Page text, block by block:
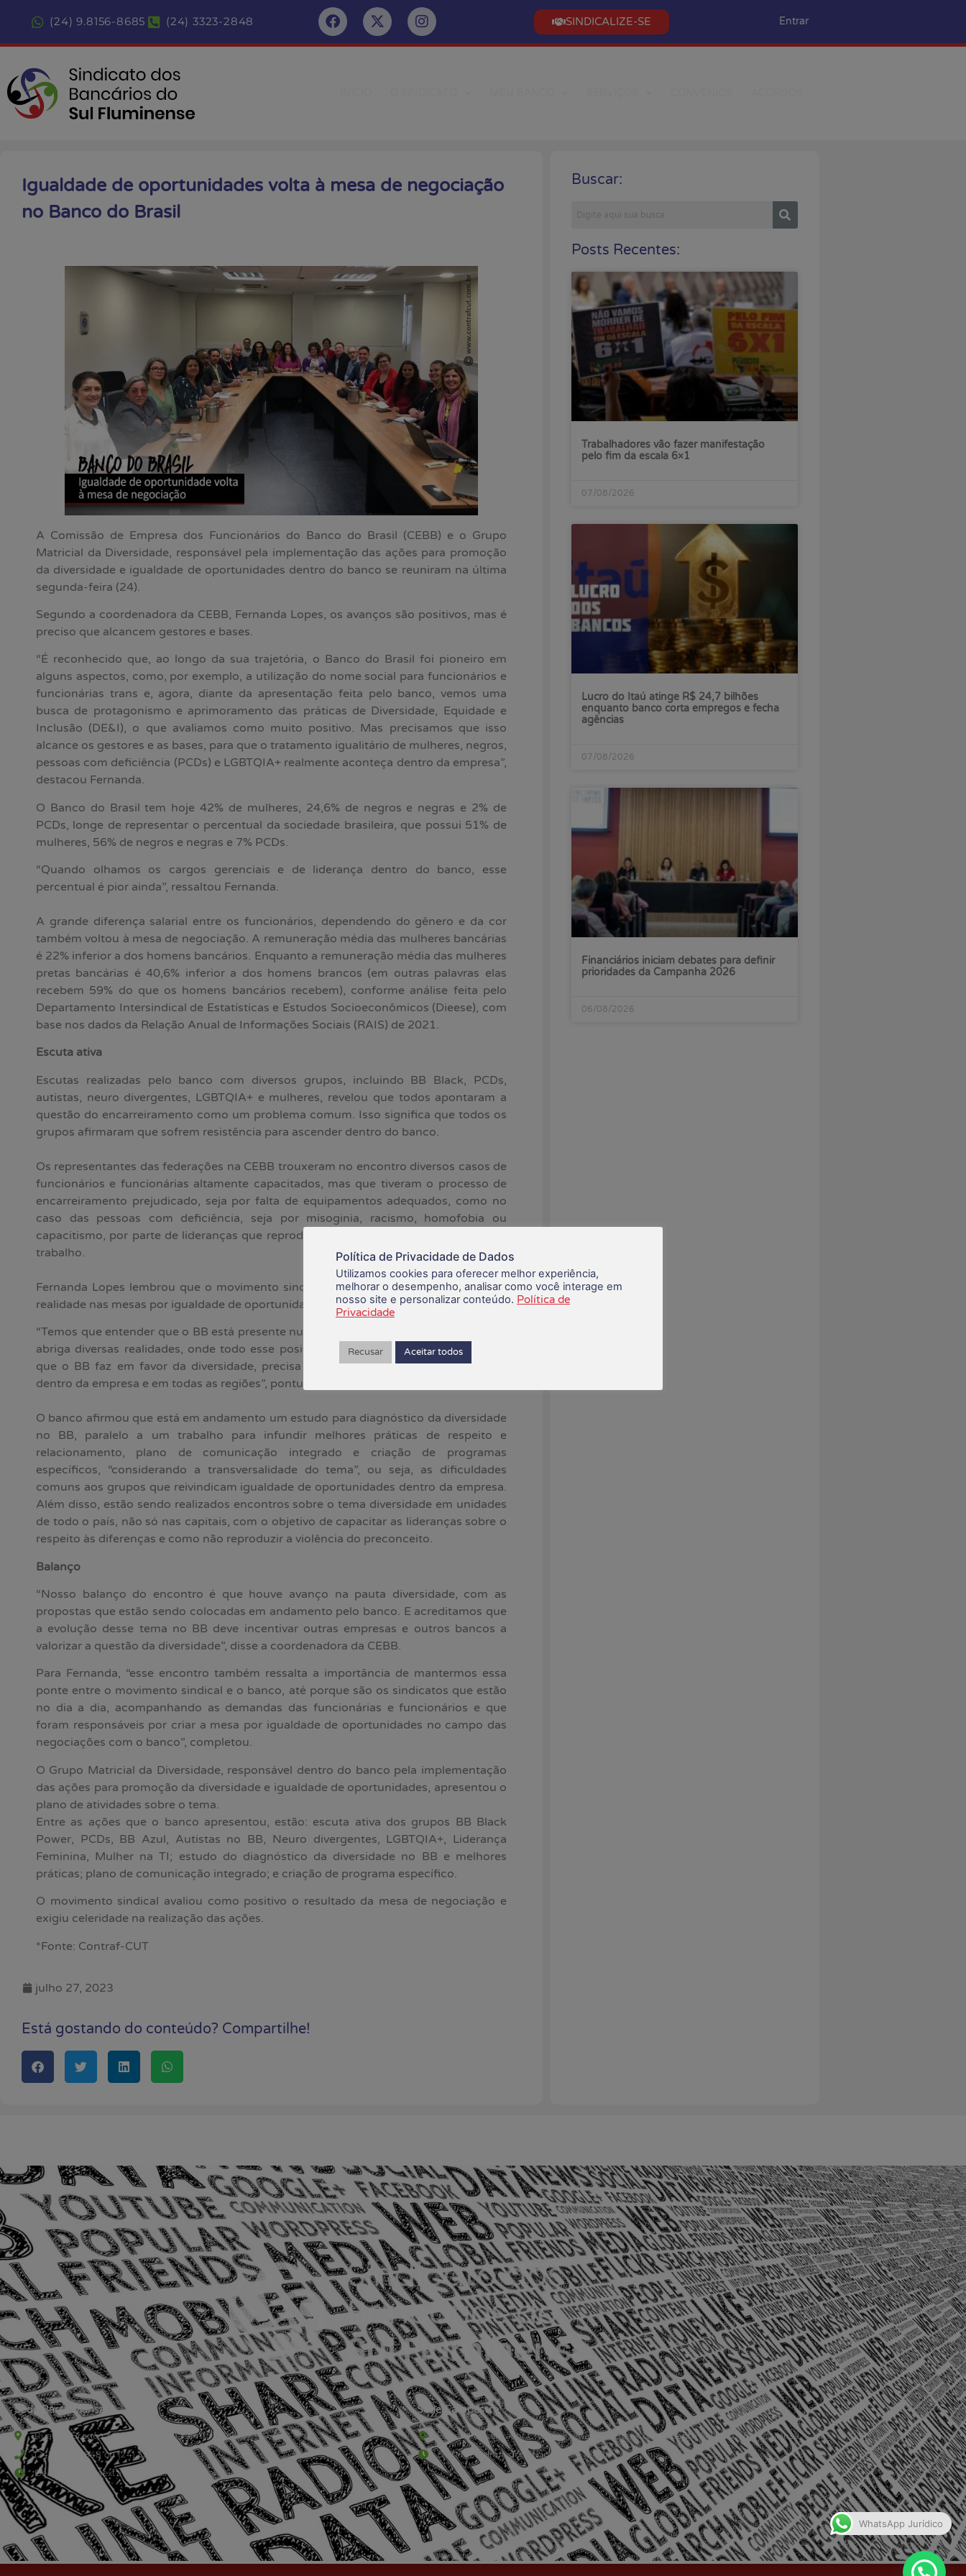
(24) 9.8156-8685 (24) 3323-2848 SINDICALIZE-SE Entrar
Igualdade de oportunidades volta à mesa de negociação
no Banco do Brasil
A Comissão de Empresa dos Funcionários do Banco do Brasil (CEBB) e o Grupo
Matricial da Diversidade, responsável pela implementação das ações para promoção
da diversidade e igualdade de oportunidades dentro do banco se reuniram na última
segunda-feira (24).
Segundo a coordenadora da CEBB, Fernanda Lopes, os avanços são positivos, mas é
preciso que alcancem gestores e bases.
“É reconhecido que, ao longo da sua trajetória, o Banco do Brasil foi pioneiro em
alguns aspectos, como, por exemplo, a utilização do nome social para funcionários e
funcionárias trans e, agora, diante da apresentação feita pelo banco, vemos uma
busca de protagonismo e aprimoramento das práticas de Diversidade, Equidade e
Inclusão (DE&I), o que avaliamos como muito positivo. Mas precisamos que isso
alcance os gestores e as bases, para que o tratamento igualitário de mulheres, negros,
pessoas com deficiência (PCDs) e LGBTQIA+ realmente aconteça dentro da empresa”,
destacou Fernanda.
O Banco do Brasil tem hoje 42% de mulheres, 24,6% de negros e negras e 2% de
PCDs, longe de representar o percentual da sociedade brasileira, que possui 51% de
mulheres, 56% de negros e negras e 7% PCDs.
“Quando olhamos os cargos gerenciais e de liderança dentro do banco, esse
percentual é pior ainda”, ressaltou Fernanda.
A grande diferença salarial entre os funcionários, dependendo do gênero e da cor
também voltou à mesa de negociação. A remuneração média das mulheres bancárias
é 22% inferior a dos homens bancários. Enquanto a remuneração média das mulheres
pretas bancárias é 40,6% inferior a dos homens brancos (em outras palavras elas
recebem 59% do que os homens bancários recebem), conforme análise feita pelo
Departamento Intersindical de Estatísticas e Estudos Socioeconômicos (Dieese), com
base nos dados da Relação Anual de Informações Sociais (RAIS) de 2021.
Escuta ativa
Escutas realizadas pelo banco com diversos grupos, incluindo BB Black, PCDs,
autistas, neuro divergentes, LGBTQIA+ e mulheres, revelou que todos apontaram a
questão do encarreiramento como um problema comum. Isso significa que todos os
grupos afirmaram que sofrem resistência para ascender dentro do banco.
Os representantes das federações na CEBB trouxeram no encontro diversos casos de
funcionários e funcionárias altamente capacitados, mas que tiveram o processo de
encarreiramento prejudicado, seja por falta de equipamentos adequados, como no
caso das pessoas com deficiência, seja por misoginia, racismo, homofobia ou
capacitismo, por parte de lideranças que reproduziram preconceitos nas relações de
trabalho.
Fernanda Lopes lembrou que o movimento sindical bancário sempre destacou essa
realidade nas mesas por igualdade de oportunidades.
“Temos que entender que o BB está presente num país de dimensão continental, que
abriga diversas realidades, onde todo esse posicionamento público e de marketing,
que o BB faz em favor da diversidade, precisa ser interiorizado e aplicado de fato
dentro da empresa e em todas as regiões”, pontuou a coordenadora.
O banco afirmou que está em andamento um estudo para diagnóstico da diversidade
no BB, paralelo a um trabalho para infundir melhores práticas de respeito e
relacionamento, plano de comunicação integrado e criação de programas
específicos, “considerando a transversalidade do tema”, ou seja, as dificuldades
comuns aos grupos que reivindicam igualdade de oportunidades dentro da empresa.
Além disso, estão sendo realizados encontros sobre o tema diversidade em unidades
de todo o país, não só nas capitais, com o objetivo de capacitar as lideranças sobre o
respeito às diferenças e como não reproduzir a violência do preconceito.
Balanço
“Nosso balanço do encontro é que houve avanço na pauta diversidade, com as
propostas que estão sendo colocadas em andamento pelo banco. E acreditamos que
a evolução desse tema no BB deve incentivar outras empresas e outros bancos a
valorizar a questão da diversidade”, disse a coordenadora da CEBB.
Para Fernanda, “esse encontro também ressalta a importância de mantermos essa
ponte entre o movimento sindical e o banco, até porque são os sindicatos que estão
no dia a dia, acompanhando as demandas das funcionárias e funcionários e que
foram responsáveis por criar a mesa por igualdade de oportunidades no campo das
negociações com o banco”, completou.
O Grupo Matricial da Diversidade, responsável dentro do banco pela implementação
das ações para promoção da diversidade e igualdade de oportunidades, apresentou o
plano de atividades sobre o tema.
Entre as ações que o banco apresentou, estão: escuta ativa dos grupos BB Black
Power, PCDs, BB Azul, Autistas no BB, Neuro divergentes, LGBTQIA+, Liderança
Feminina, Mulher na TI; estudo do diagnóstico da diversidade no BB e melhores
práticas; plano de comunicação integrado; e criação de programa específico.
O movimento sindical avaliou como positivo o resultado da mesa de negociação e
exigiu celeridade na realização das ações.
*Fonte: Contraf-CUT
julho 27, 2023
Está gostando do conteúdo? Compartilhe!
Buscar:
Posts Recentes:
Trabalhadores vão fazer manifestação
pelo fim da escala 6×1
07/08/2026
Lucro do Itaú atinge R$ 24,7 bilhões
enquanto banco corta empregos e fecha
agências
07/08/2026
Financiários iniciam debates para definir
prioridades da Campanha 2026
06/08/2026
Sede Barra Mansa
Rua Rio Branco, nº107 (2º andar), Centro - Cep: 27.330-030
(24) 3323-2848 ou (24) 3323-2500
De segunda à sexta-feira , das 9h às 17h.
Sede Campestre:
Estrada Governador Chagas Freitas – 3.780 – Colônia Santo Antônio – Barra Mansa
De terça-feira a domingo, das 9h às 17h
Política de Privacidade de Dados
Utilizamos cookies para oferecer melhor experiência,
melhorar o desempenho, analisar como você interage em
nosso site e personalizar conteúdo. Política de
Privacidade
Recusar Aceitar todos
WhatsApp Jurídico